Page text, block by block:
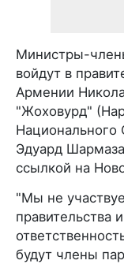
Министры-
войдут в
Армении
"Жоховурд"
Эдуард
ссылкой на
"Мы не
правительства
будут члены